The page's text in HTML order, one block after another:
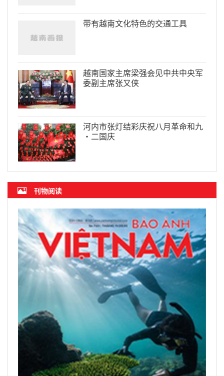
带有越南文化特色的交通工具
越南国家主席梁强会见中共中央军
委副主席张又侠
河内市张灯结彩庆祝八月革命和九
·二国庆
刊物阅读